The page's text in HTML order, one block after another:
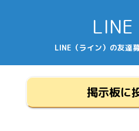
LINE
LINE（ライン）の友達
掲示板に